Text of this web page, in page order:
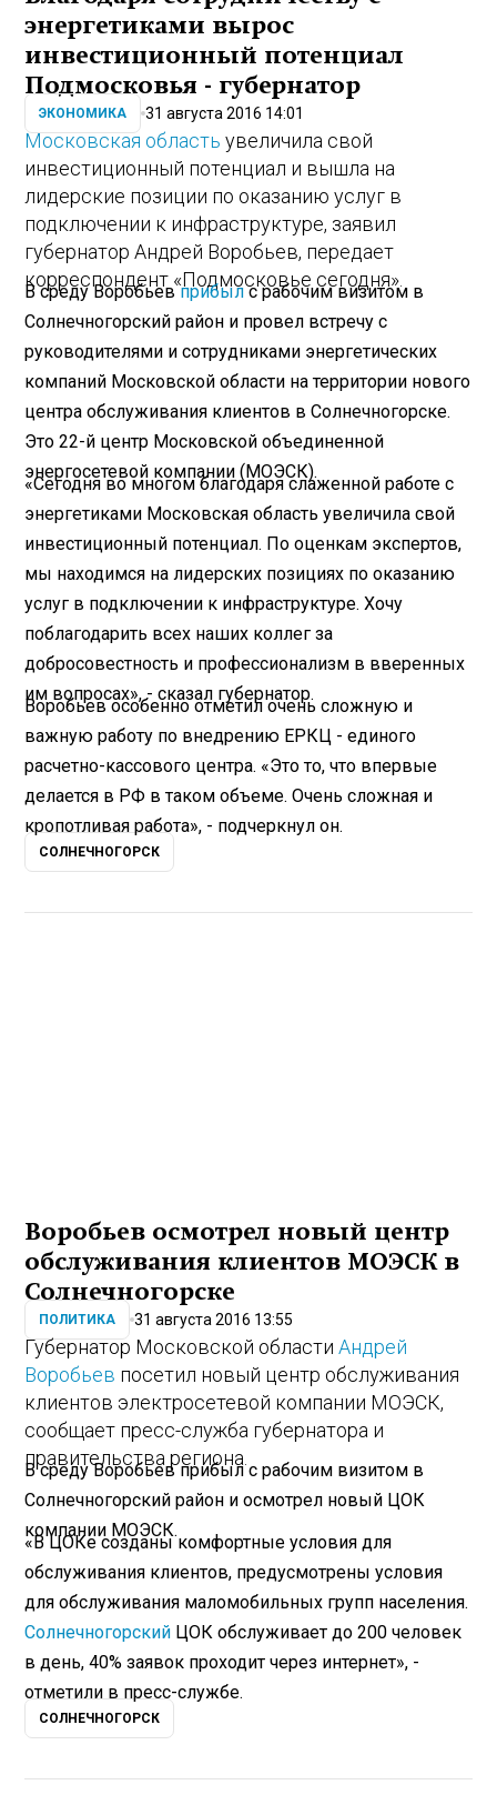
энергетиками вырос
инвестиционный потенциал
Подмосковья - губернатор
ЭКОНОМИКА 31 августа 2016 14:01
Московская область увеличила свой
инвестиционный потенциал и вышла на
лидерские позиции по оказанию услуг в
подключении к инфраструктуре, заявил
губернатор Андрей Воробьев, передает
корреспондент «Подмосковье сегодня».
В среду Воробьевприбылс рабочим визитом в
Солнечногорский район и провел встречу с
руководителями и сотрудниками энергетических
компаний Московской области на территории нового
центра обслуживания клиентов в Солнечногорске.
Это 22-й центр Московской объединенной
энергосетевой компании (МОЭСК).
«Сегодня во многом благодаря слаженной работе с
энергетиками Московская область увеличила свой
инвестиционный потенциал. По оценкам экспертов,
мы находимся на лидерских позициях по оказанию
услуг в подключении к инфраструктуре. Хочу
поблагодарить всех наших коллег за
добросовестность и профессионализм в вверенных
им вопросах», - сказал губернатор.
Воробьев особенно отметил очень сложную и
важную работу по внедрению ЕРКЦ - единого
расчетно-кассового центра. «Это то, что впервые
делается в РФ в таком объеме. Очень сложная и
кропотливая работа», - подчеркнул он.
СОЛНЕЧНОГОРСК
Воробьев осмотрел новый центр
обслуживания клиентов МОЭСК в
Солнечногорске
ПОЛИТИКА 31 августа 2016 13:55
Губернатор Московской областиАндрей
Воробьев посетил новый центр обслуживания
клиентов электросетевой компании МОЭСК,
сообщает пресс-служба губернатора и
правительства региона.
В среду Воробьев прибыл с рабочим визитом в
Солнечногорский район и осмотрел новый ЦОК
компании МОЭСК.
«В ЦОКе созданы комфортные условия для
обслуживания клиентов, предусмотрены условия
для обслуживания маломобильных групп населения.
Солнечногорский ЦОК обслуживает до 200 человек
в день, 40% заявок проходит через интернет», -
отметили в пресс-службе.
СОЛНЕЧНОГОРСК